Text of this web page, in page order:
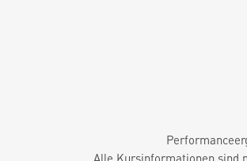
Alle Kursinformationen sind